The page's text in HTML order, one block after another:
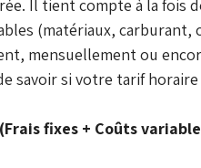
Il tient compte à la fois
(matériaux, carburant,
mensuellement ou
savoir si votre tarif
fixes + Coûts